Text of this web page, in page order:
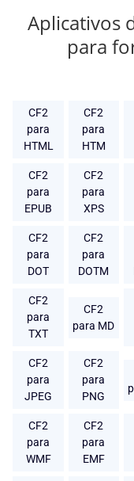
Aplicativos
para
CF2
para
HTML
CF2
para
HTM
CF2
para
EPUB
CF2
para
XPS
CF2
para
DOT
CF2
para
DOTM
CF2
para
TXT
CF2
para MD
CF2
para
JPEG
CF2
para
PNG
CF2
para
WMF
CF2
para
EMF